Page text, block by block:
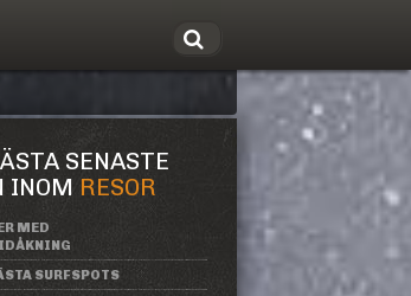
SENASTE
INOM RESOR
MED
SURFSPOTS